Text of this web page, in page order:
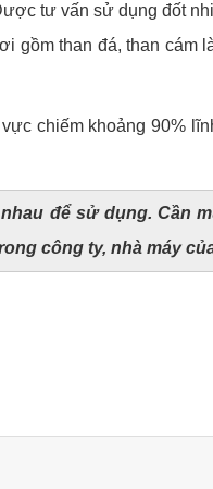
tư vấn sử dụng đốt
than đá, than cám
chiếm khoảng 90%
để sử dụng. Cần
công ty, nhà máy